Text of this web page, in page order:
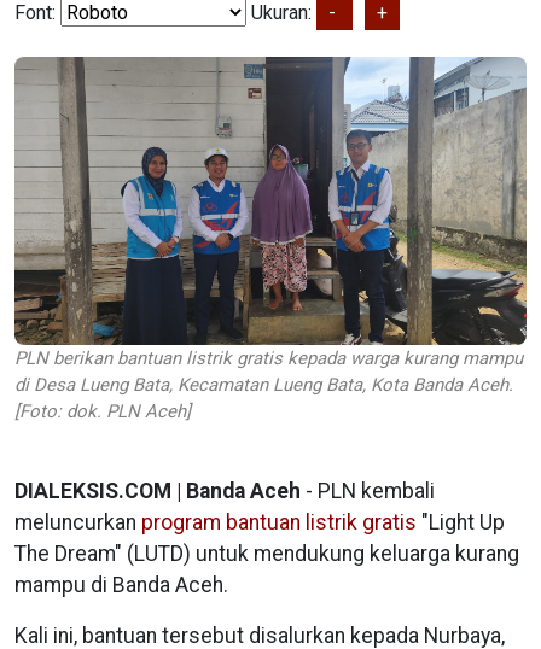
Font: Ukuran: - +
PLN berikan bantuan listrik gratis kepada warga kurang mampu
di Desa Lueng Bata, Kecamatan Lueng Bata, Kota Banda Aceh.
[Foto: dok. PLN Aceh]
DIALEKSIS.COM | Banda Aceh - PLN kembali
meluncurkan program bantuan listrik gratis "Light Up
The Dream" (LUTD) untuk mendukung keluarga kurang
mampu di Banda Aceh.
Kali ini, bantuan tersebut disalurkan kepada Nurbaya,